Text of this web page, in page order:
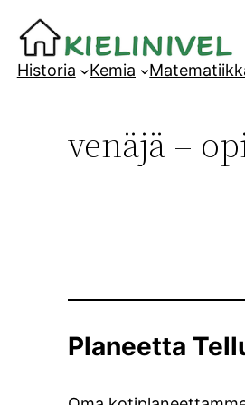
Siirry
sisältöön
Historia
Kemia
venäjä –
Planeetta